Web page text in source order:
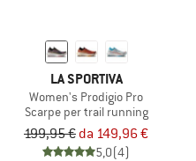
LA SPORTIVA
Women's Prodigio Pro
Scarpe per trail running
199,95 € da 149,96 €
5,0(4)